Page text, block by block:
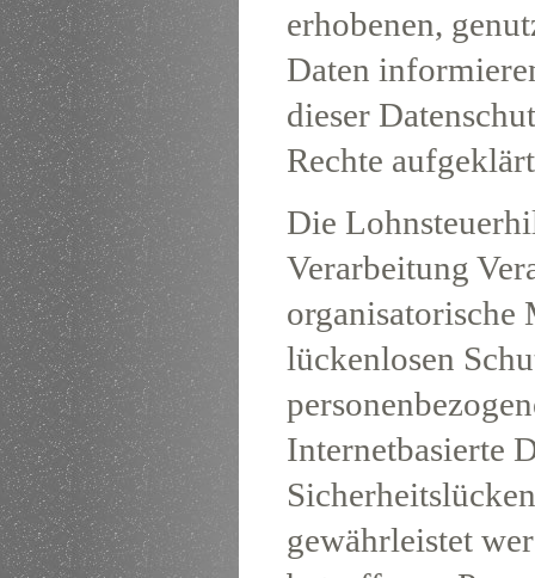
erhobenen,
Daten
dieser
Rechte
Die
Verarbeitung
organisatorische
lückenlosen
Internetbasierte
gewährleistet